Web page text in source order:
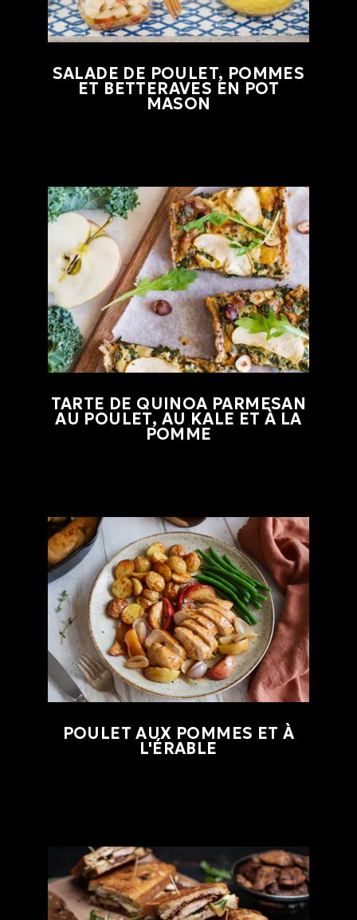
SALADE DE POULET, POMMES
ET BETTERAVES EN POT
MASON
TARTE DE QUINOA PARMESAN
AU POULET, AU KALE ET À LA
POMME
POULET AUX POMMES ET À
L'ÉRABLE